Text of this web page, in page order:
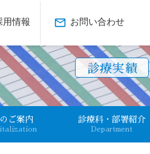
用情報 mail_outline お問い合わせ
診療実績
ご案内 診療科・部署紹介
Department